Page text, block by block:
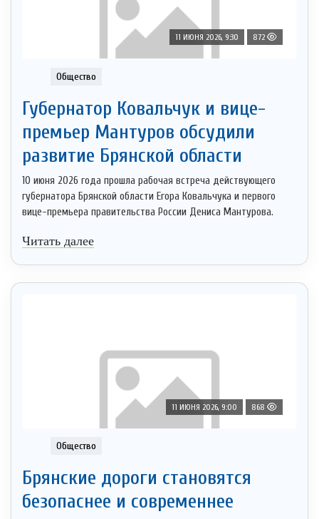
11 ИЮНЯ 2026, 9:30 872
Общество
Губернатор Ковальчук и вице-
премьер Мантуров обсудили
развитие Брянской области
10 июня 2026 года прошла рабочая встреча действующего
губернатора Брянской области Егора Ковальчука и первого
вице-премьера правительства России Дениса Мантурова.
Читать далее
11 ИЮНЯ 2026, 9:00 868
Общество
Брянские дороги становятся
безопаснее и современнее